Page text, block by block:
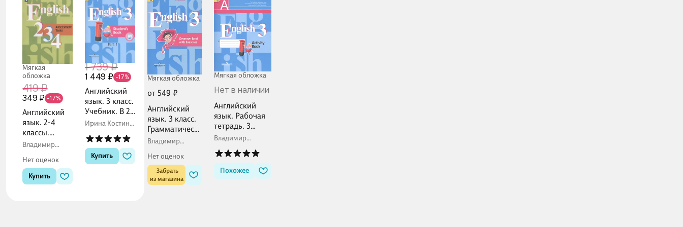
Мягкая
обложка
419 ₽
349 ₽ -17%
Английский
язык. 2-4
классы.
Контрольные
Учебное
пособие для
общеобразов
Владимир
Наталья Лапа,
Эльвира
Перегудова
Нет оценок
Купить
1 739 ₽
1 449 ₽ -17%
Английский
язык. 3 класс.
Учебник. В 2-
х частях
2-х книг)
Ирина Костина,
Кузовлев,
Наталья Лапа
Купить
Мягкая обложка
от 549 ₽
Английский
язык. 3 класс.
Грамматическ
ий справочник
упражнениям
и: пособие для
учащихся
Владимир
Нет оценок
Забрать
из магазина
Мягкая обложка
Нет в наличии
Английский
язык. Рабочая
тетрадь. 3
класс. Пособие
общеобразоват
ельных
Владимир
Похожее